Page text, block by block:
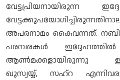
വേട്ടപ്രിയനായിരുന്ന
അപരനാമം കൈവന്നത്.
പരമ്പരകള്‍
ആണ്‍മക്കളായിരുന്നു
ഖുസ്വയ്യ്, സഹ്റ